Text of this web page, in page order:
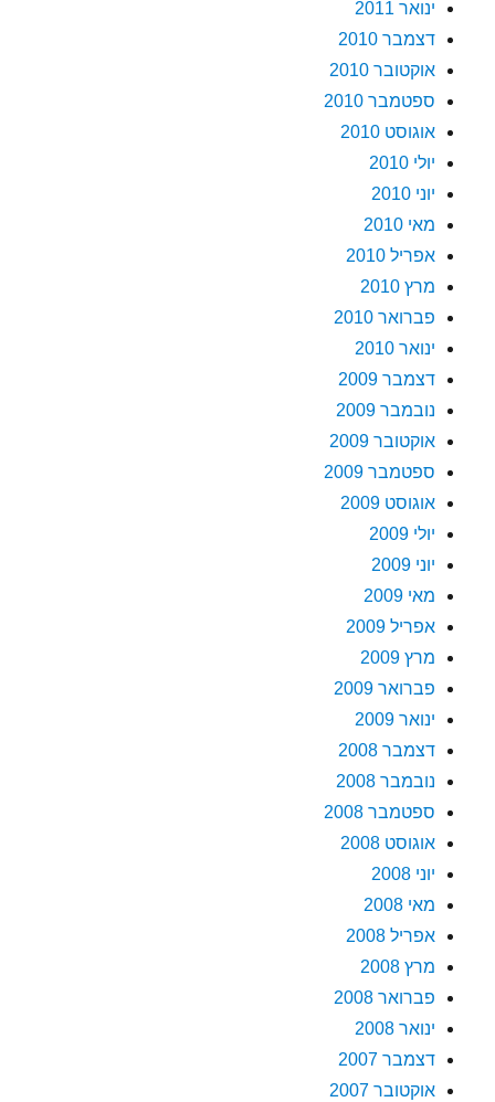
ינואר 2011
דצמבר 2010
אוקטובר 2010
ספטמבר 2010
אוגוסט 2010
יולי 2010
יוני 2010
מאי 2010
אפריל 2010
מרץ 2010
פברואר 2010
ינואר 2010
דצמבר 2009
נובמבר 2009
אוקטובר 2009
ספטמבר 2009
אוגוסט 2009
יולי 2009
יוני 2009
מאי 2009
אפריל 2009
מרץ 2009
פברואר 2009
ינואר 2009
דצמבר 2008
נובמבר 2008
ספטמבר 2008
אוגוסט 2008
יוני 2008
מאי 2008
אפריל 2008
מרץ 2008
פברואר 2008
ינואר 2008
דצמבר 2007
אוקטובר 2007